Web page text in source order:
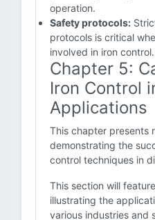
operation.
Safety protocols:
protocols is critical
involved in iron control.
Chapter 5:
Iron Control
Applications
This chapter presents
demonstrating the
control techniques in
This section will
illustrating the
various industries and